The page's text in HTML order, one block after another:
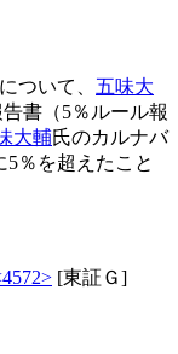
ついて、 五味大
書（5％ルール報
大輔氏のカルナバ
5％を超えたこと
[東証Ｇ]